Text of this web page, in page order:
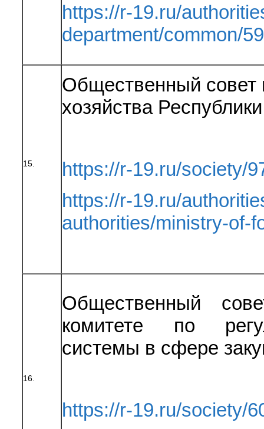
https://r-19.ru/
department/common/
15.
Общественный совет
хозяйства
https://r-19.ru/society/
https://r-19.ru/
authorities/ministry-of-
16.
Общественный
комитете по
системы в сфере
https://r-19.ru/society/